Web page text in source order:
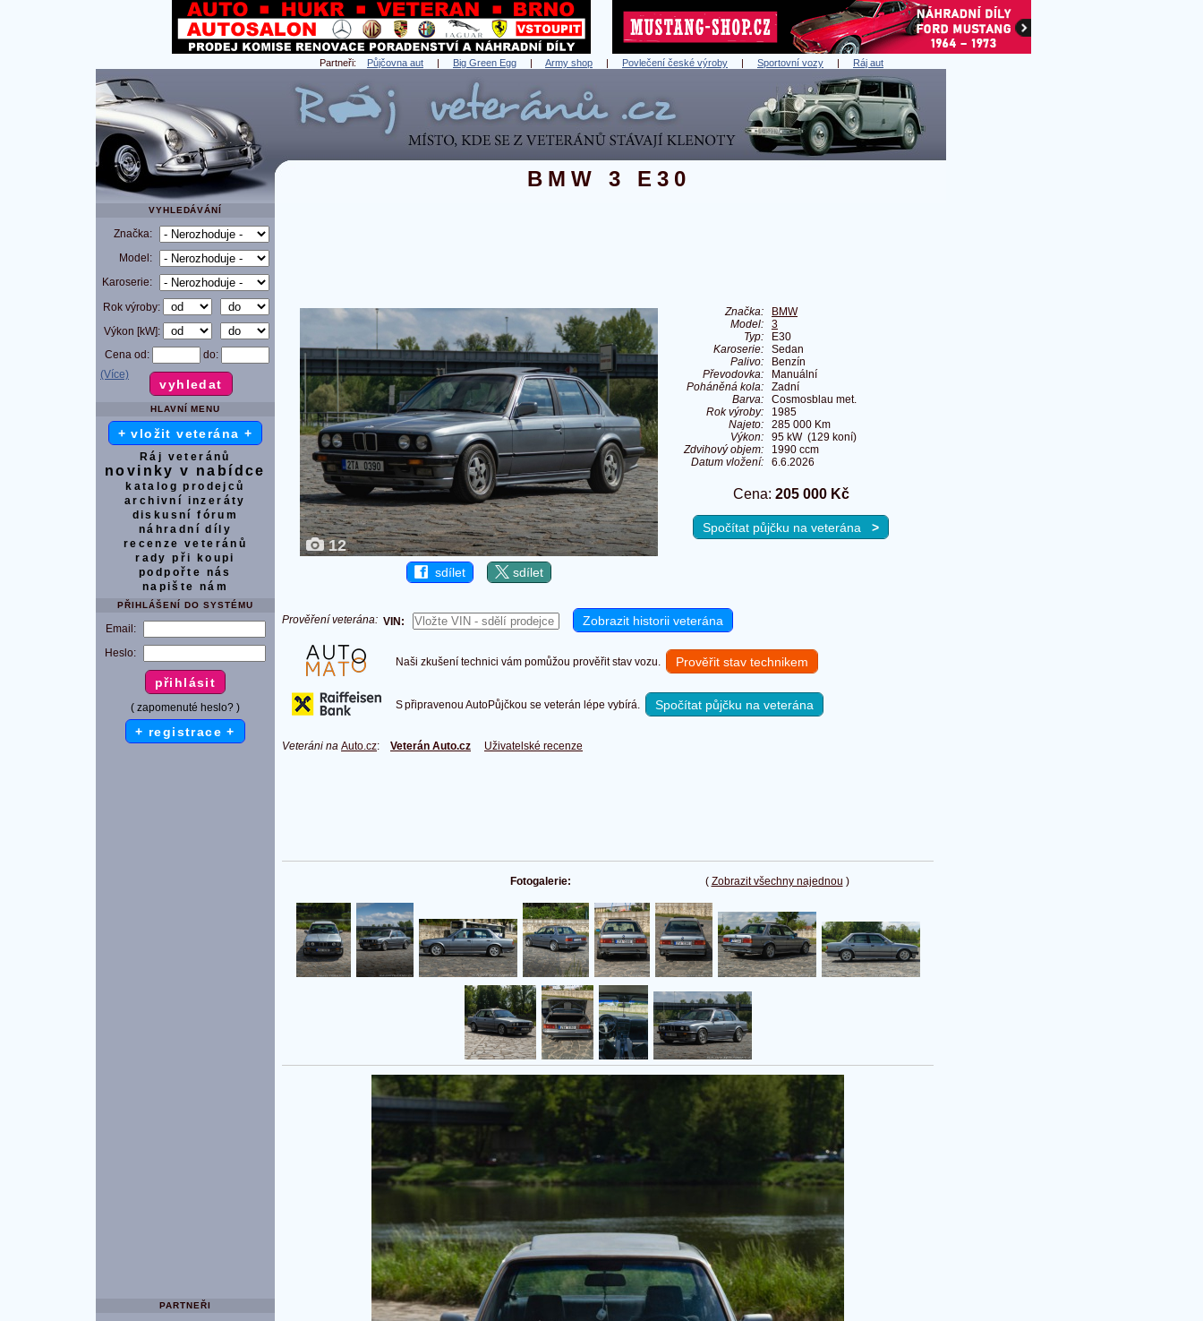
Partneři: Půjčovna aut | Big Green Egg | Army shop | Povlečení české výroby | Sportovní vozy | Ráj aut
BMW 3 E30
VYHLEDÁVÁNÍ
Značka:
Model:
Karoserie:
Rok výroby:
Výkon [kW]:
Cena od:
do:
(Více)
HLAVNÍ MENU
+ vložit veterána +
Ráj veteránů
novinky v nabídce
katalog prodejců
archivní inzeráty
diskusní fórum
náhradní díly
recenze veteránů
rady při koupi
podpořte nás
napište nám
PŘIHLÁŠENÍ DO SYSTÉMU
Email:
Heslo:
( zapomenuté heslo? )
+ registrace +
PARTNEŘI
12
sdílet sdílet
Značka:
BMW
Model:
3
Typ:
E30
Karoserie:
Sedan
Palivo:
Benzín
Převodovka:
Manuální
Poháněná kola:
Zadní
Barva:
Cosmosblau met.
Rok výroby:
1985
Najeto:
285 000 Km
Výkon:
95 kW (129 koní)
Zdvihový objem:
1990 ccm
Datum vložení:
6.6.2026
Cena: 205 000 Kč
Spočítat půjčku na veterána >
Prověření veterána: VIN:
Naši zkušení technici vám pomůžou prověřit stav vozu. Prověřit stav technikem
S připravenou AutoPůjčkou se veterán lépe vybírá. Spočítat půjčku na veterána
Veteráni na Auto.cz: Veterán Auto.cz Uživatelské recenze
( Zobrazit všechny najednou )
Fotogalerie: